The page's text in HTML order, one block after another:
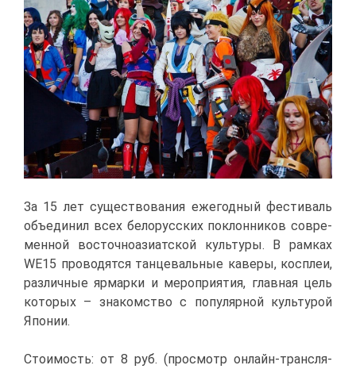
За 15 лет су­ще­ство­ва­ния еже­год­ный фе­сти­валь
объ­еди­нил всех бе­ло­рус­ских по­клон­ни­ков со­вре­
мен­ной во­сточ­но­ази­ат­ской куль­ту­ры. В рам­ках
WE15 про­во­дят­ся тан­це­валь­ные ка­ве­ры, ко­с­плеи,
раз­лич­ные яр­мар­ки и ме­ро­при­я­тия, глав­ная цель
ко­то­рых – зна­ком­ство с по­пу­ляр­ной куль­ту­рой
Япо­нии.
Сто­и­мость: от 8 руб. (про­смотр он­лайн-транс­ля­